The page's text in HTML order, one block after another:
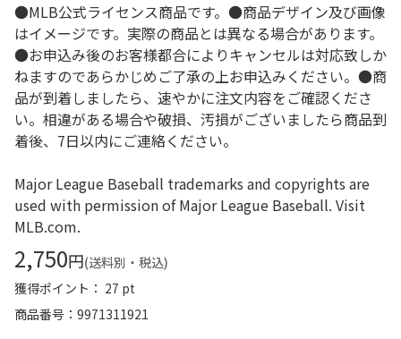
●MLB公式ライセンス商品です。●商品デザイン及び画像
はイメージです。実際の商品とは異なる場合があります。
●お申込み後のお客様都合によりキャンセルは対応致しか
ねますのであらかじめご了承の上お申込みください。●商
品が到着しましたら、速やかに注文内容をご確認くださ
い。相違がある場合や破損、汚損がございましたら商品到
着後、7日以内にご連絡ください。
Major League Baseball trademarks and copyrights are
used with permission of Major League Baseball. Visit
MLB.com.
2,750円(送料別・税込)
獲得ポイント： 27 pt
商品番号
9971311921